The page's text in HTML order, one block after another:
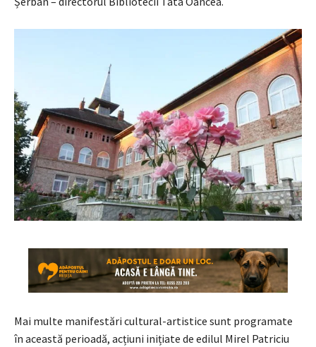
Mai multe manifestări cultural-artistice sunt programate
în această perioadă, acțiuni inițiate de edilul Mirel Patriciu